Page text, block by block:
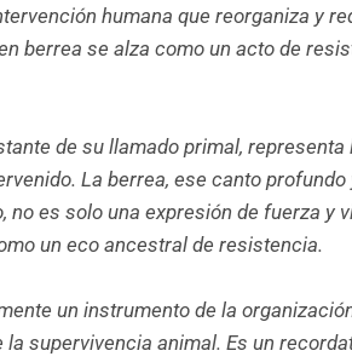
humana que reorganiza y
berrea se alza como un acto de
de su llamado primal,
La berrea, ese canto
no es solo una expresión de fuerza y
un eco ancestral de resistencia.
un instrumento de la
supervivencia animal. Es un